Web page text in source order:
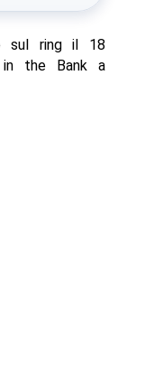
sul ring il 18
in the Bank a